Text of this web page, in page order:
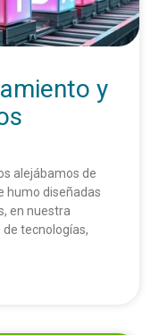
y
alejábamos de
humo diseñadas
en nuestra
tecnologías,